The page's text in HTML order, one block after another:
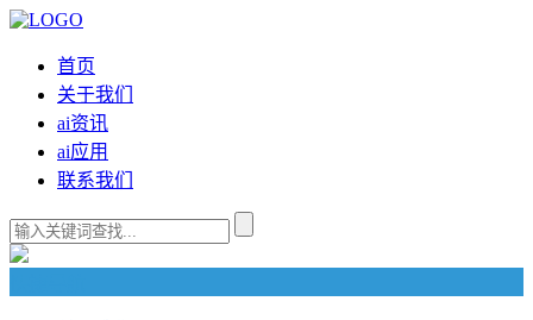
首页
关于我们
ai资讯
ai应用
联系我们